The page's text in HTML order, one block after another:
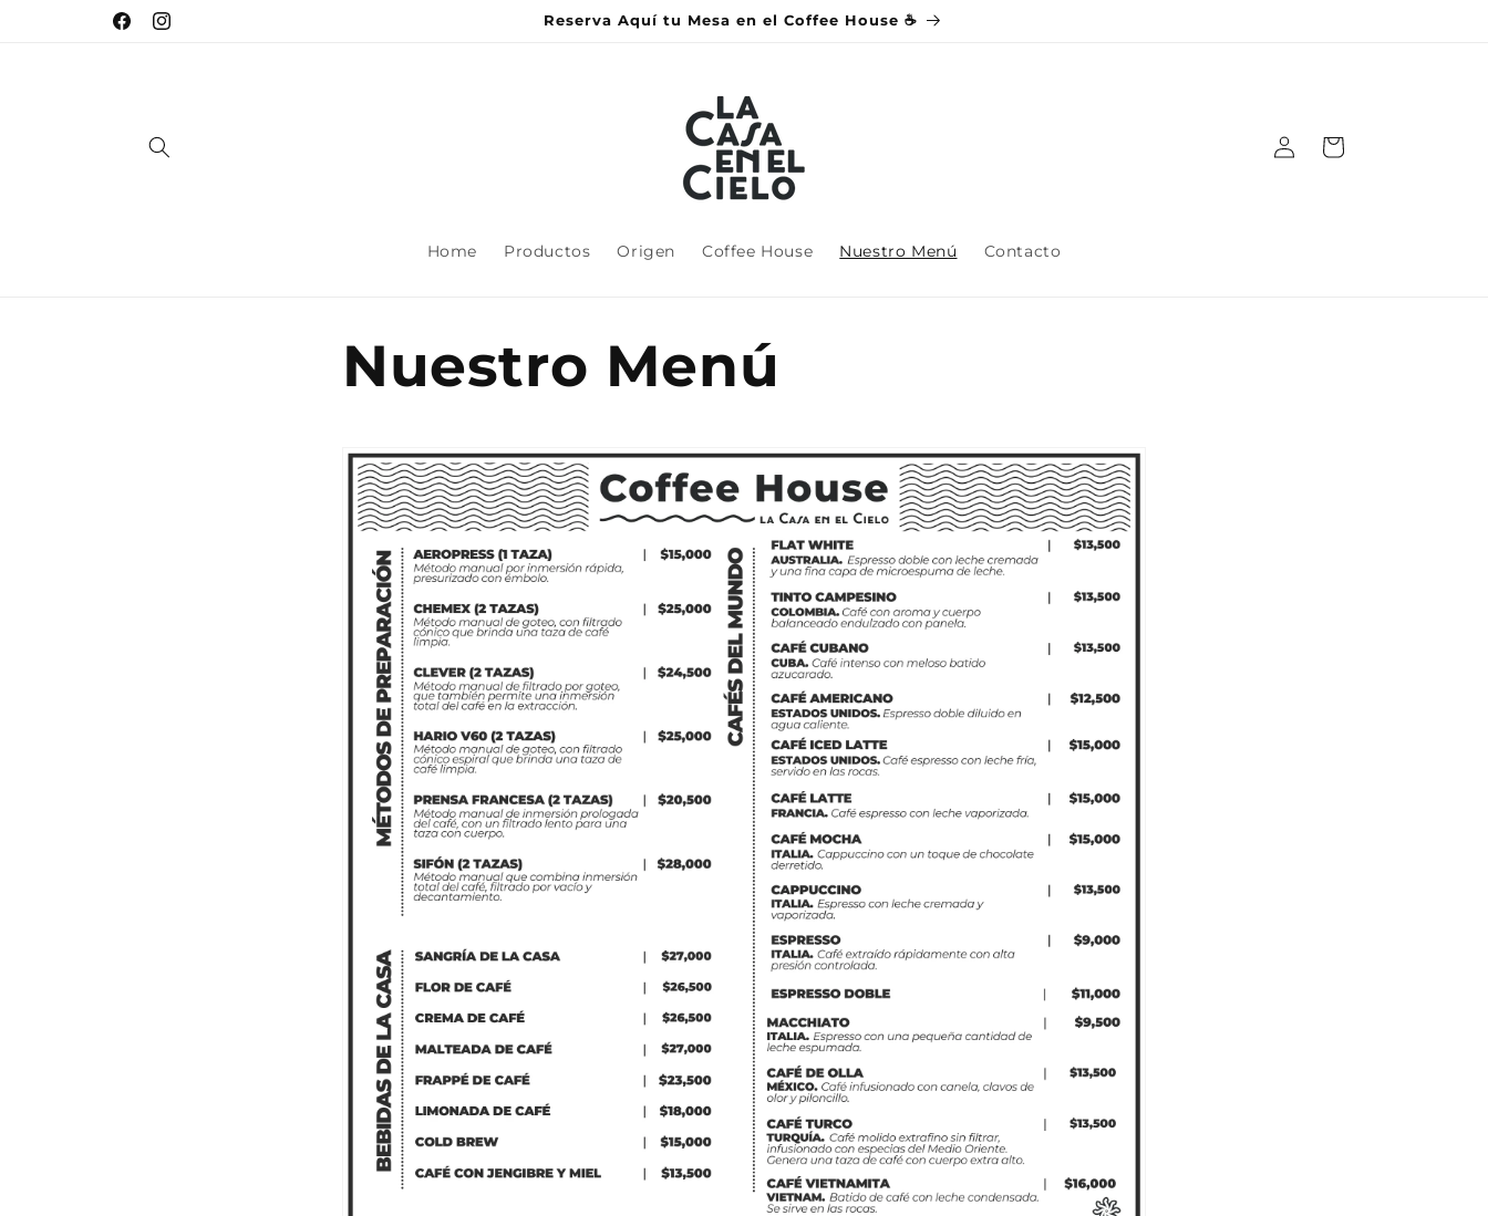
directamenteFacebookInstagram
Reserva Aquí tu Mesa en el Coffee House ☕
Home Productos Origen Coffee House Nuestro Menú Contacto
sesión
Carrito
Nuestro Menú